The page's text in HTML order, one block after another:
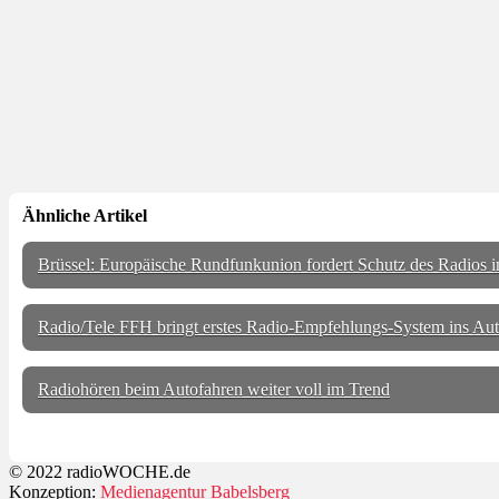
Ähnliche Artikel
Brüssel: Europäische Rundfunkunion fordert Schutz des Radios
Radio/Tele FFH bringt erstes Radio-Empfehlungs-System ins
Radiohören beim Autofahren weiter voll im Trend
© 2022 radioWOCHE.de
Konzeption: Medienagentur Babelsberg